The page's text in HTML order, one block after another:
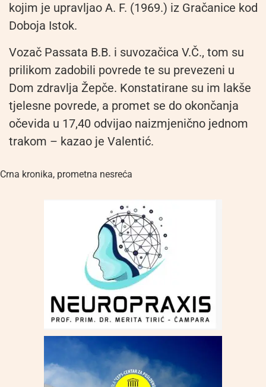
kojim je upravljao A. F. (1969.) iz Gračanice kod
Doboja Istok.
Vozač Passata B.B. i suvozačica V.Č., tom su
prilikom zadobili povrede te su prevezeni u
Dom zdravlja Žepče. Konstatirane su im lakše
tjelesne povrede, a promet se do okončanja
očevida u 17,40 odvijao naizmjenično jednom
trakom – kazao je Valentić.
Crna kronika, prometna nesreća